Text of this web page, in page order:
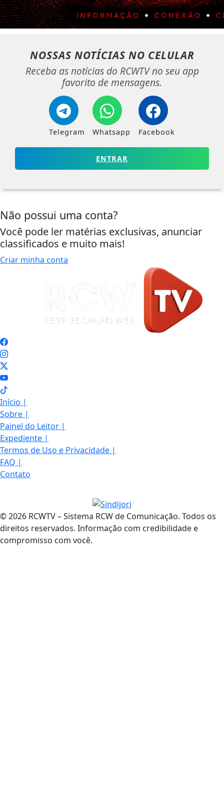
NOSSAS NOTÍCIAS NO CELULAR
Receba as notícias do RCWTV no seu app
favorito de mensagens.
Telegram Whatsapp Facebook
ENTRAR
Não possui uma conta?
Você pode ler matérias exclusivas, anunciar
classificados e muito mais!
Criar minha conta
Início |
Sobre |
Painel do Leitor |
Expediente |
Termos de Uso e Privacidade |
FAQ |
Contato
© 2026 RCWTV – Sistema RCW de Comunicação. Todos os
direitos reservados. Informação com credibilidade e
compromisso com você.